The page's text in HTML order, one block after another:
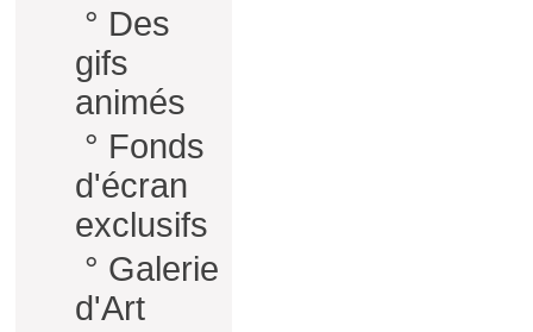
° Des
gifs
animés
° Fonds
d'écran
exclusifs
° Galerie
d'Art